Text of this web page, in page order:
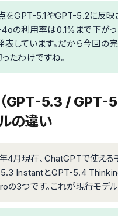
をGPT-5.1やGPT-5.2に反映
4oの利用率は0.1%まで下がっ
しています。だから今回の完
たわけですね。
GPT-5.3 / GPT-
の違い
4月現在、ChatGPTで使える
InstantとGPT-5.4
の3つです。これが現行モデル